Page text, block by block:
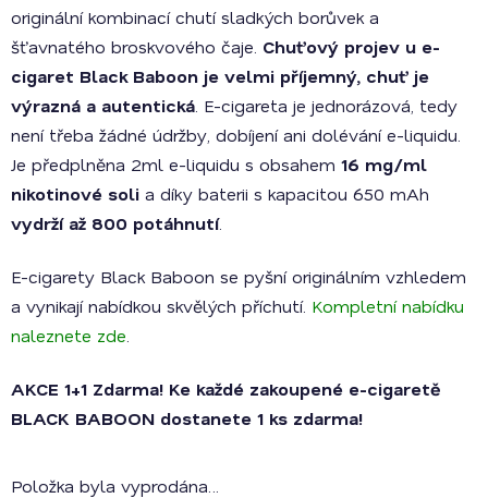
originální kombinací chutí sladkých borůvek a
šťavnatého broskvového čaje. Chuťový projev u e-
cigaret Black Baboon je velmi příjemný, chuť je
výrazná a autentická . E-cigareta je jednorázová, tedy
není třeba žádné údržby, dobíjení ani dolévání e-liquidu.
Je předplněna 2ml e-liquidu s obsahem 16 mg/ml
nikotinové soli a díky baterii s kapacitou 650 mAh
vydrží až 800 potáhnutí.
E-cigarety Black Baboon se pyšní originálním vzhledem
a vynikají nabídkou skvělých příchutí. Kompletní nabídku
naleznete zde
AKCE 1+1 Zdarma! Ke každé zakoupené e-cigaretě
BLACK BABOON dostanete 1 ks zdarma!
Položka byla vyprodána…